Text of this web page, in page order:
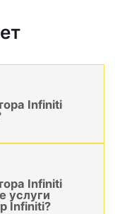
Infiniti
Infiniti
услуги
Infiniti?